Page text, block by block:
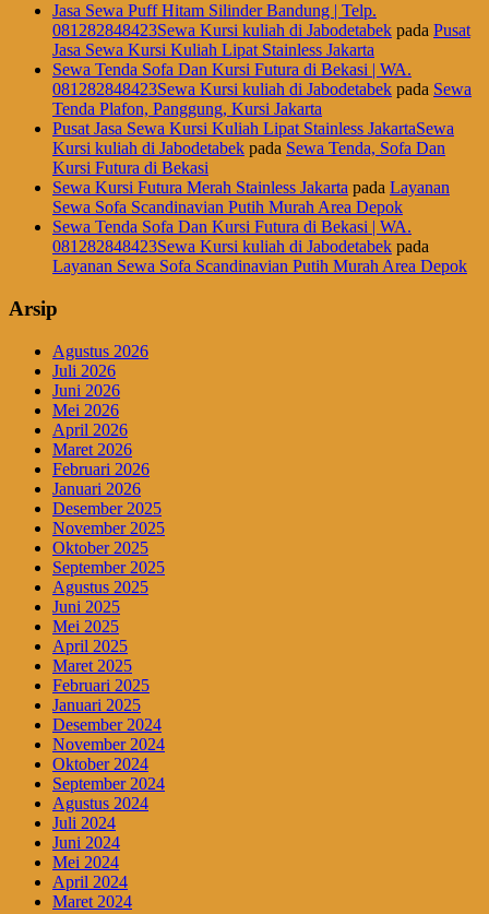
Jasa Sewa Puff Hitam Silinder Bandung | Telp.
081282848423Sewa Kursi kuliah di Jabodetabek pada Pusat
Jasa Sewa Kursi Kuliah Lipat Stainless Jakarta
Sewa Tenda Sofa Dan Kursi Futura di Bekasi | WA.
081282848423Sewa Kursi kuliah di Jabodetabek pada Sewa
Tenda Plafon, Panggung, Kursi Jakarta
Pusat Jasa Sewa Kursi Kuliah Lipat Stainless JakartaSewa
Kursi kuliah di Jabodetabek pada Sewa Tenda, Sofa Dan
Kursi Futura di Bekasi
Sewa Kursi Futura Merah Stainless Jakarta pada Layanan
Sewa Sofa Scandinavian Putih Murah Area Depok
Sewa Tenda Sofa Dan Kursi Futura di Bekasi | WA.
081282848423Sewa Kursi kuliah di Jabodetabek pada
Layanan Sewa Sofa Scandinavian Putih Murah Area Depok
Arsip
Agustus 2026
Juli 2026
Juni 2026
Mei 2026
April 2026
Maret 2026
Februari 2026
Januari 2026
Desember 2025
November 2025
Oktober 2025
September 2025
Agustus 2025
Juni 2025
Mei 2025
April 2025
Maret 2025
Februari 2025
Januari 2025
Desember 2024
November 2024
Oktober 2024
September 2024
Agustus 2024
Juli 2024
Juni 2024
Mei 2024
April 2024
Maret 2024